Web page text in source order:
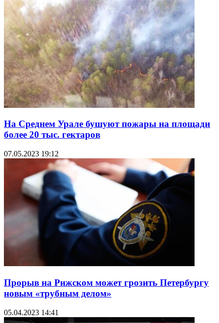
На Среднем Урале бушуют пожары на площади
более 20 тыс. гектаров
07.05.2023 19:12
Прорыв на Рижском может грозить Петербургу
новым «трубным делом»
05.04.2023 14:41